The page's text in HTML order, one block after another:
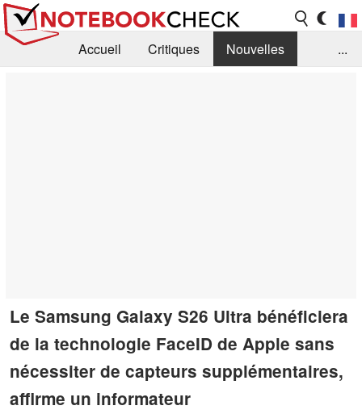
Accueil Critiques
Nouvelles
...
Le Samsung Galaxy S26 Ultra bénéficiera
de la technologie FaceID de Apple sans
nécessiter de capteurs supplémentaires,
affirme un informateur